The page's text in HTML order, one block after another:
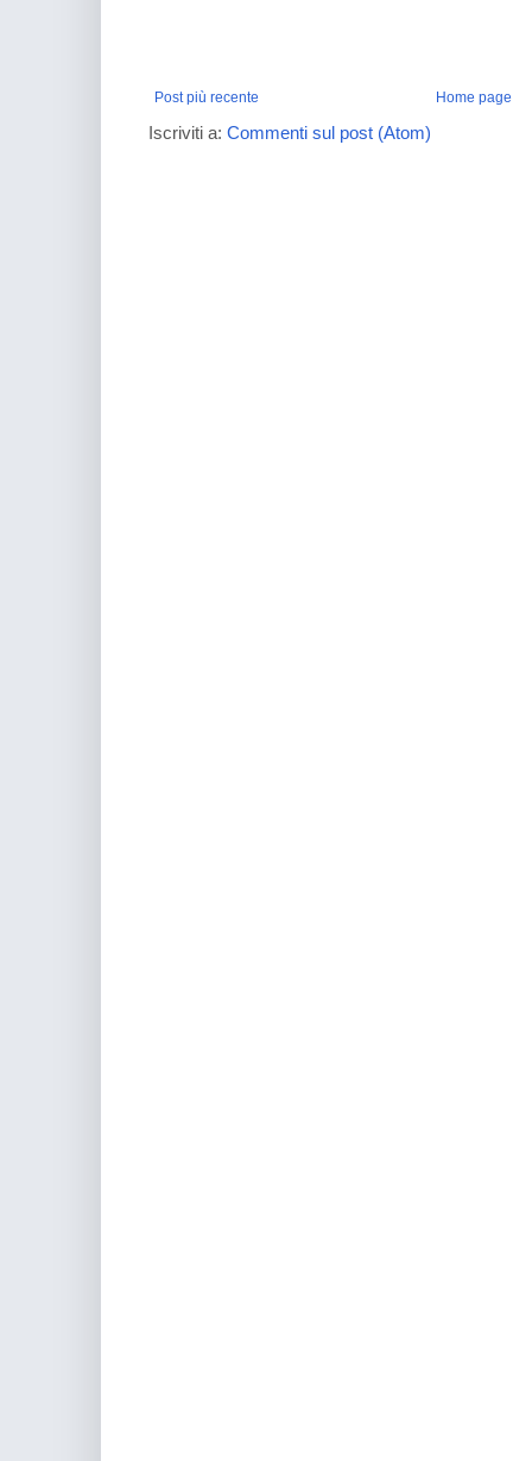
Post più recente Home page
Iscriviti a: Commenti sul post (Atom)